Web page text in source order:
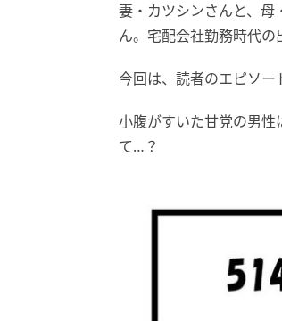
妻・カツシンさんと、母
ん。宅配会社勤務時代の
今回は、読者のエピソー
小腹がすいた甘党の男
て…？